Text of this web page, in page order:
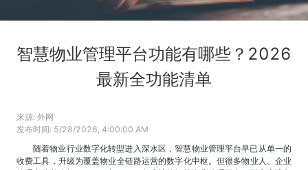
智慧物业管理平台功能有哪些？2026
最新全功能清单
来源: 外网
发布时间: 5/28/2026, 4:00:00 AM
随着物业行业数字化转型进入深水区，智慧物业管理平台早已从单一的
收费工具，升级为覆盖物业全链路运营的数字化中枢。但很多物业人、企业